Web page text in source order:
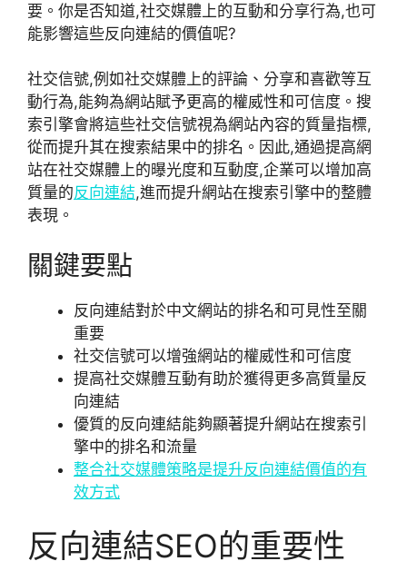
要。你是否知道,社交媒體上的互動和分享行為,也可
能影響這些反向連結的價值呢?
社交信號,例如社交媒體上的評論、分享和喜歡等互
動行為,能夠為網站賦予更高的權威性和可信度。搜
索引擎會將這些社交信號視為網站內容的質量指標,
從而提升其在搜索結果中的排名。因此,通過提高網
站在社交媒體上的曝光度和互動度,企業可以增加高
質量的反向連結,進而提升網站在搜索引擎中的整體
表現。
關鍵要點
反向連結對於中文網站的排名和可見性至關
重要
社交信號可以增強網站的權威性和可信度
提高社交媒體互動有助於獲得更多高質量反
向連結
優質的反向連結能夠顯著提升網站在搜索引
擎中的排名和流量
整合社交媒體策略是提升反向連結價值的有
效方式
反向連結SEO的重要性